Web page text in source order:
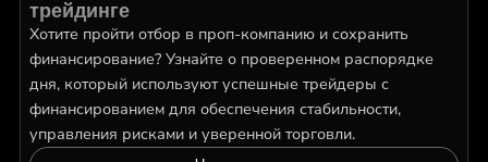
трейдинге
Хотите пройти отбор в проп-компанию и сохранить
финансирование? Узнайте о проверенном распорядке
дня, который используют успешные трейдеры с
финансированием для обеспечения стабильности,
управления рисками и уверенной торговли.